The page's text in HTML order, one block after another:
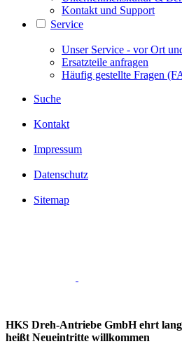
Kontakt und Support
Service
Unser Service - vor Ort
Ersatzteile anfragen
Häufig gestellte Fragen
Suche
Kontakt
Impressum
Datenschutz
Sitemap
HKS Dreh-Antriebe GmbH ehrt
heißt Neueintritte willkommen